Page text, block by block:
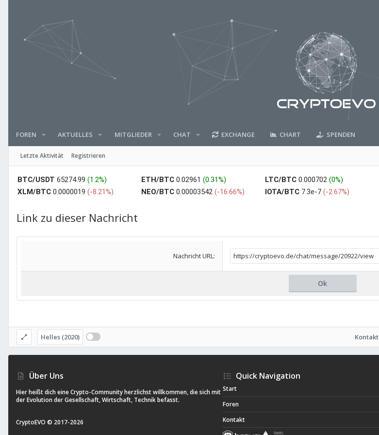
FOREN AKTUELLES MITGLIEDER CHAT EXCHANGE CHART SPENDEN
Letzte Aktivität Registrieren
BTC/USDT 65274.99 (1.2%) ETH/BTC 0.02961(0.31%) LTC/BTC 0.000702(0%)
XLM/BTC 0.0000019 (-8.21%) NEO/BTC 0.00003542(-16.66%) IOTA/BTC 7.3e-7(-2.67%)
Link zu dieser Nachricht
Nachricht URL
Ok
Helles (2020) Kontakt
Über Uns
Hier heißt dich eine Crypto-Community herzlichst willkommen, die sich mit
der Evolution der Gesellschaft, Wirtschaft, Technik befasst.
CryptoEVO © 2017-2026
Quick Navigation
Start
Foren
Kontakt